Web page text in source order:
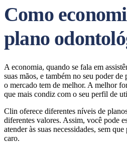
Como
plano
A economia, quando se fala em
suas mãos, e também no seu poder de
o mercado tem de melhor. A melhor
que mais condiz com o seu perfil de
Clin oferece diferentes níveis de
diferentes valores. Assim, você pode
atender às suas necessidades, sem
caro.